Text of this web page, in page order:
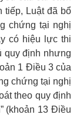
tiếp, Luật đã bổ
chứng tại nghị
có hiệu lực thi
quy định nhưng
1 Điều 3 của
chứng tại nghị
theo quy định
(khoản 13 Điều